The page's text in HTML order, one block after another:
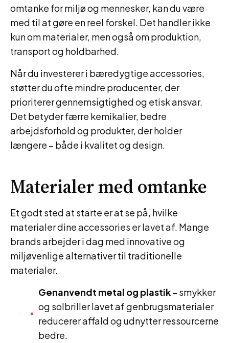
omtanke for miljø og mennesker, kan du være
med til at gøre en reel forskel. Det handler ikke
kun om materialer, men også om produktion,
transport og holdbarhed.
Når du investerer i bæredygtige accessories,
støtter du ofte mindre producenter, der
prioriterer gennemsigtighed og etisk ansvar.
Det betyder færre kemikalier, bedre
arbejdsforhold og produkter, der holder
længere – både i kvalitet og design.
Materialer med omtanke
Et godt sted at starte er at se på, hvilke
materialer dine accessories er lavet af. Mange
brands arbejder i dag med innovative og
miljøvenlige alternativer til traditionelle
materialer.
Genanvendt metal og plastik– smykker
og solbriller lavet af genbrugsmaterialer
reducerer affald og udnytter ressourcerne
bedre.